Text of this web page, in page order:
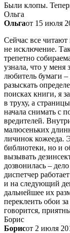
Были клопы.
Ольга
Ольгаот 15 июля
Сейчас все
не исключение.
трепетно
узнала, что у меня
любитель бумаги
разыскать
поисках книги, я
в труху, а
начала снимать с
вредителей.
малюсеньких
личинок кожееда.
библиотеки, но и
вызывать
дозвонилась –
диспетчер
и на следующий
дальнейшее их
переклеить обои
говорится,
Борис
Борисот 2 июля